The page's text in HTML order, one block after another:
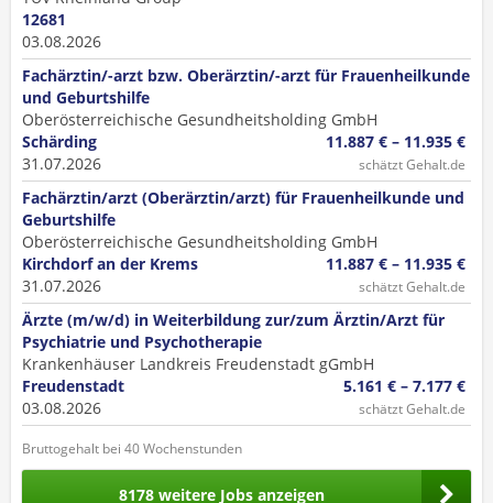
12681
03.08.2026
Fachärztin/-arzt bzw. Oberärztin/-arzt für Frauenheilkunde
und Geburtshilfe
Oberösterreichische Gesundheitsholding GmbH
Schärding
31.07.2026
11.887 € – 11.935 €
schätzt Gehalt.de
Fachärztin/arzt (Oberärztin/arzt) für Frauenheilkunde und
Geburtshilfe
Oberösterreichische Gesundheitsholding GmbH
Kirchdorf an der Krems
31.07.2026
11.887 € – 11.935 €
schätzt Gehalt.de
Ärzte (m/w/d) in Weiterbildung zur/zum Ärztin/Arzt für
Psychiatrie und Psychotherapie
Krankenhäuser Landkreis Freudenstadt gGmbH
Freudenstadt
03.08.2026
5.161 € – 7.177 €
schätzt Gehalt.de
Bruttogehalt bei 40 Wochenstunden
8178 weitere Jobs anzeigen